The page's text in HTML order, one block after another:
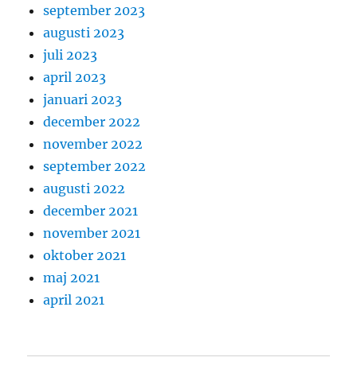
september 2023
augusti 2023
juli 2023
april 2023
januari 2023
december 2022
november 2022
september 2022
augusti 2022
december 2021
november 2021
oktober 2021
maj 2021
april 2021